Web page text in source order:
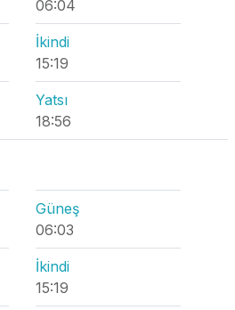
06:04
İkindi
15:19
Yatsı
18:56
Güneş
06:03
İkindi
15:19